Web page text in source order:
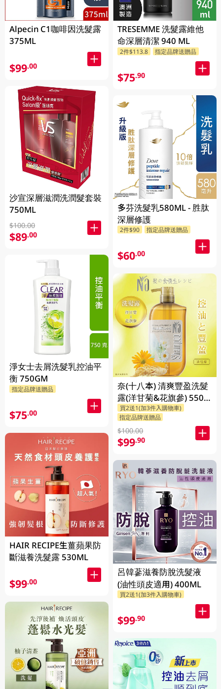
Alpecin C1咖啡因洗髮露
375ML
$99.00
沙宣深層滋潤洗潤髮套裝
750ML
$100.00
$89.00
淨女士去屑洗髮乳控油平
衡 750GM
指定品牌送贈品
$75.00
HAIR RECIPE生薑蘋果防
斷滋養洗髮露 530ML
$99.00
TRESEMME 洗髮露維他
命深層清潔 940 ML
2件$113.8 指定品牌送贈品
$75.90
多芬洗髮乳580ML - 胜肽
深層修護
2件$90 指定品牌送贈品
$60.00
奈(十八本) 清爽豐盈洗髮
露(洋甘菊&花旗參) 550
ML
買2送1(加3件入購物車)
指定品牌送贈品
$100.00
$99.90
呂韓蔘滋養防脫洗髮液
(油性頭皮適用) 400ML
買2送1(加3件入購物車)
$99.90